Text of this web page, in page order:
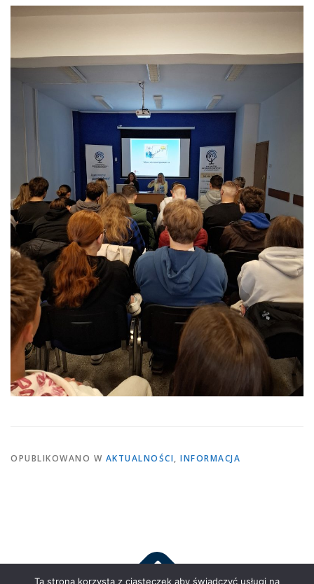
OPUBLIKOWANO W AKTUALNOŚCI, INFORMACJA
Ta strona korzysta z ciasteczek aby świadczyć usługi na